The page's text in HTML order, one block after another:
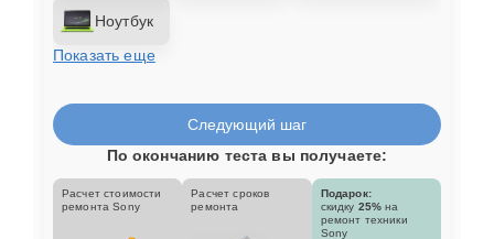
Ноутбук
Показать еще
Следующий шаг
По окончанию теста вы получаете:
Расчет стоимости
ремонта Sony
Расчет сроков
ремонта
Подарок:
скидку 25% на
ремонт техники
Sony